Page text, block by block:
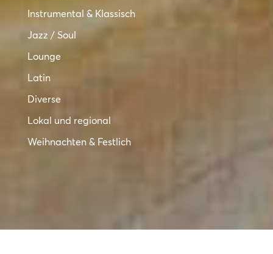
Instrumental & Klassisch
Jazz / Soul
Lounge
Latin
Diverse
Lokal und regional
Weihnachten & Festlich